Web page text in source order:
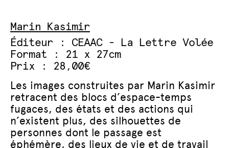
Marin Kasimir
Éditeur : CEAAC - La Lettre Volée
Format : 21 x 27cm
Prix : 28,00€
Les images construites par Marin Kasimir
retracent des blocs d’espace-temps
fugaces, des états et des actions qui
n’existent plus, des silhouettes de
personnes dont le passage est
éphémère, des lieux de vie et de travail